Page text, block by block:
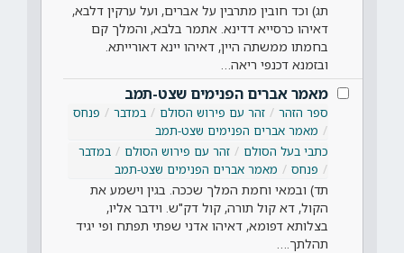
תג) וכד חובין מתרבין על אברים, ועל ערקין דלבא,
דאיהו כרסייא דדינא. אתמר בלבא, והמלך קם
בחמתו ממשתה היין, דאיהו יינא דאורייתא.
ובזמנא דכנפי ריאה…
מאמר אברים הפנימים שצט-תמב
ספר הזהר זהר עם פירוש הסולם במדבר
פנחס
מאמר אברים הפנימים שצט-תמב
כתבי בעל הסולם
זהר עם פירוש הסולם
במדבר
פנחס
מאמר אברים הפנימים שצט-תמב
תד) ובמאי וחמת המלך שככה. בגין וישמע את
הקול, דא קול תורה, קול דק"ש. וידבר אליו,
בצלותא דפומא, דאיהו אדני שפתי תפתח ופי יגיד
תהלתך.…